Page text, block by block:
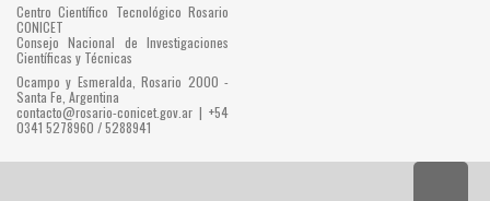
Centro Científico Tecnológico Rosario
CONICET
Consejo Nacional de Investigaciones
Científicas y Técnicas
Ocampo y Esmeralda, Rosario 2000 -
Santa Fe, Argentina
contacto@rosario-conicet.gov.ar | +54
0341 5278960 / 5288941